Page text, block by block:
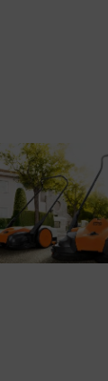
sobre os produtos